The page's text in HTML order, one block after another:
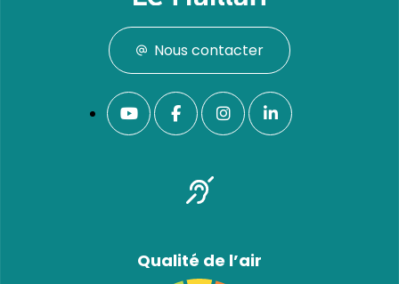
Nous contacter
Qualité de l’air